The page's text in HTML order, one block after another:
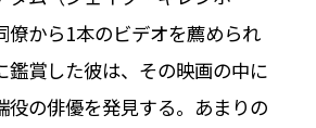
僚から1本のビデオを薦められ
鑑賞した彼は、その映画の中に
役の俳優を発見する。あまりの